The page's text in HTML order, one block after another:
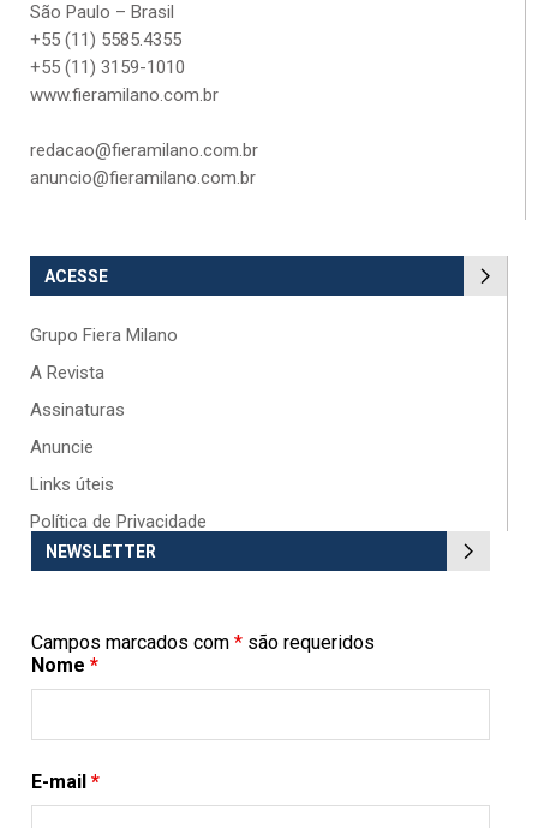
São Paulo – Brasil
+55 (11) 5585.4355
+55 (11) 3159-1010
www.fieramilano.com.br
redacao@fieramilano.com.br
anuncio@fieramilano.com.br
ACESSE
Grupo Fiera Milano
A Revista
Assinaturas
Anuncie
Links úteis
Política de Privacidade
NEWSLETTER
Campos marcados com * são requeridos
Nome *
E-mail *